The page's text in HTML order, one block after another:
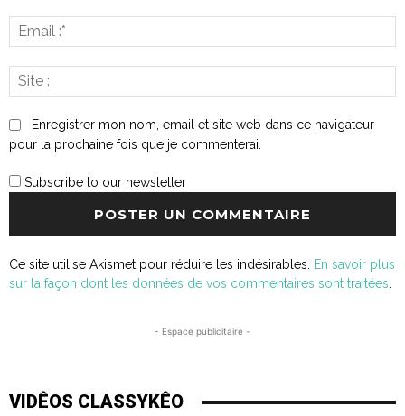
Enregistrer mon nom, email et site web dans ce navigateur
pour la prochaine fois que je commenterai.
Subscribe to our newsletter
Ce site utilise Akismet pour réduire les indésirables. En savoir plus
sur la façon dont les données de vos commentaires sont traitées.
- Espace publicitaire -
VIDÊOS CLASSYKÊO